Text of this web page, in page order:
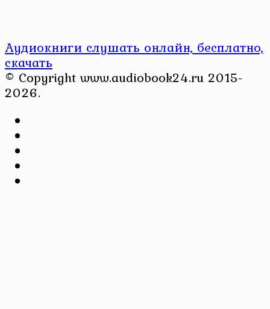
Аудиокниги слушать онлайн, бесплатно,
скачать
© Copyright www.audiobook24.ru 2015-
2026.